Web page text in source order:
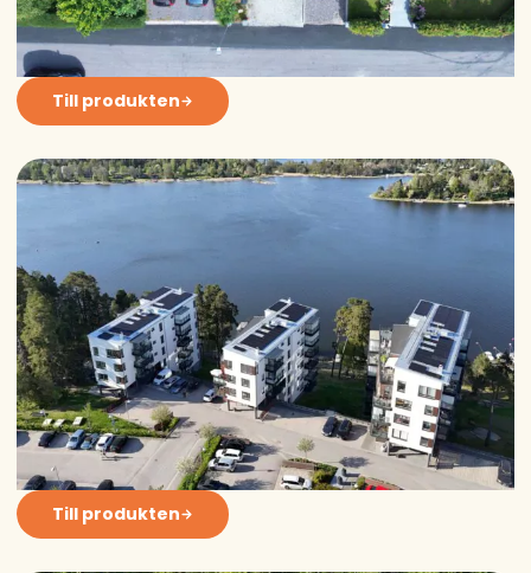
Till produkten
Till produkten